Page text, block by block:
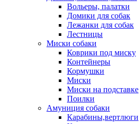
Вольеры, палатки
Домики для собак
Лежанки для собак
Лестницы
Миски собаки
Коврики под миску
Контейнеры
Кормушки
Миски
Миски на подставке
Поилки
Амуниция собаки
Карабины,вертлюги